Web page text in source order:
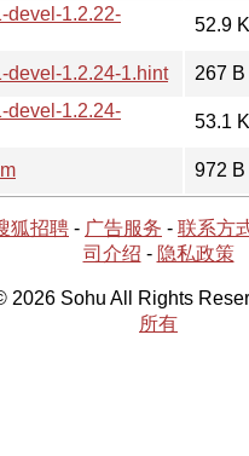
devel-1.2.22-
52.9
devel-1.2.24-1.hint
267 B
devel-1.2.24-
53.1
972 B
狐招聘 - 广告服务 - 联系方
司介绍 - 隐私政策
2026 Sohu All Rights
所有